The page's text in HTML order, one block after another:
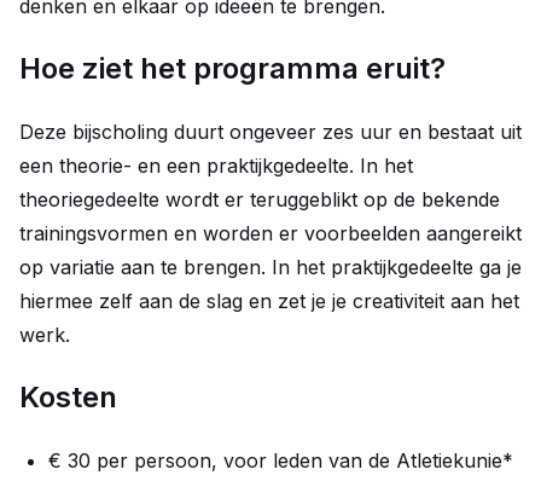
denken en elkaar op ideeën te brengen.
Hoe ziet het programma eruit?
Deze bijscholing duurt ongeveer zes uur en bestaat uit
een theorie- en een praktijkgedeelte. In het
theoriegedeelte wordt er teruggeblikt op de bekende
trainingsvormen en worden er voorbeelden aangereikt
op variatie aan te brengen. In het praktijkgedeelte ga je
hiermee zelf aan de slag en zet je je creativiteit aan het
werk.
Kosten
€ 30 per persoon, voor leden van de Atletiekunie*